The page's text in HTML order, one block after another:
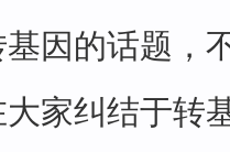
基因的话题，
家纠结于转